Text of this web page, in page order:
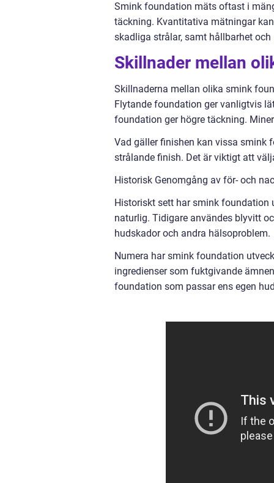
Smink foundation mäts oftast i
täckning. Kvantitativa mätningar
skadliga strålar, samt hållbarhet
Skillnader mellan
Skillnaderna mellan olika smink
Flytande foundation ger vanligtvis
foundation ger högre täckning.
Vad gäller finishen kan vissa smink
strålande finish. Det är viktigt att
Historisk Genomgång av för- och
Historiskt sett har smink
naturlig. Tidigare användes blyvitt
hudskador och andra hälsoproblem.
Numera har smink foundation
ingredienser som fuktgivande
foundation som passar ens egen